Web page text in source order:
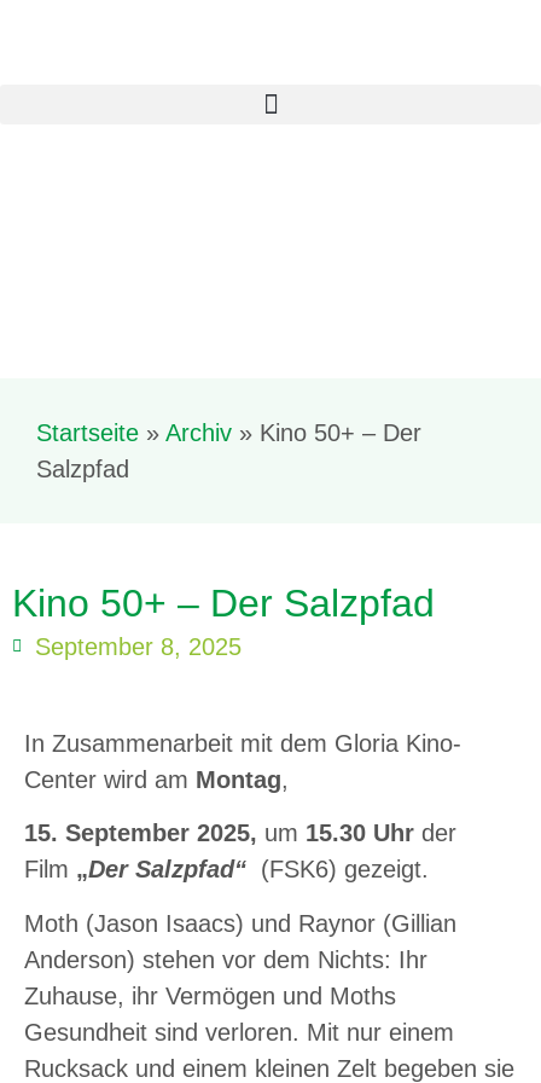
Startseite » Archiv » Kino 50+ – Der
Salzpfad
Kino 50+ – Der Salzpfad
September 8, 2025
In Zusammenarbeit mit dem Gloria Kino-
Center wird am Montag,
15. September 2025, um 15.30 Uhr der
Film „Der Salzpfad“ (FSK6) gezeigt.
Moth (Jason Isaacs) und Raynor (Gillian
Anderson) stehen vor dem Nichts: Ihr
Zuhause, ihr Vermögen und Moths
Gesundheit sind verloren. Mit nur einem
Rucksack und einem kleinen Zelt begeben sie